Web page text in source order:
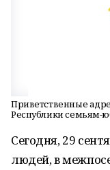
Приветственные
Республики семьям-
Сегодня, 29
людей, в